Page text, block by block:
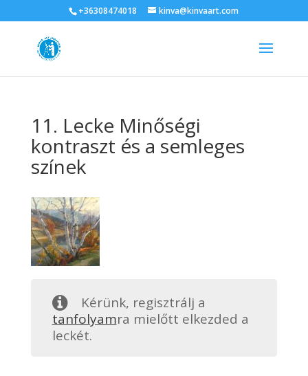
+36308474018 kinva@kinvaart.com
11. Lecke Minőségi
kontraszt és a semleges
színek
Kérünk, regisztrálj a
tanfolyamra mielőtt elkezded a
leckét.